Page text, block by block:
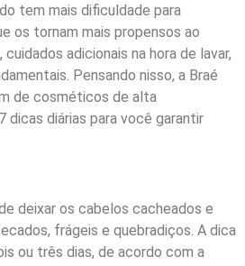
tem mais dificuldade para
os tornam mais propensos ao
adicionais na hora de lavar,
Pensando nisso, a Braé
de cosméticos de alta
dicas diárias para você garantir
deixar os cabelos cacheados e
frágeis e quebradiços. A dica
ou três dias, de acordo com a